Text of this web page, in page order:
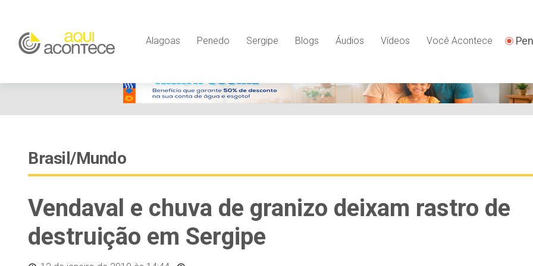
Alagoas Penedo Sergipe Blogs Áudios Vídeos Você Acontece
Brasil/Mundo
Vendaval e chuva de granizo deixam rastro de
destruição em Sergipe